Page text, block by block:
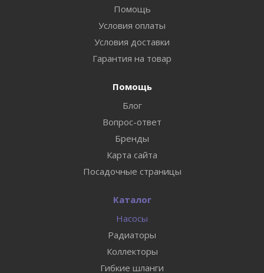
Помощь
Условия оплаты
Условия доставки
Гарантия на товар
Помощь
Блог
Вопрос-ответ
Бренды
Карта сайта
Посадочные страницы
Каталог
Насосы
Радиаторы
Коллекторы
Гибкие шланги